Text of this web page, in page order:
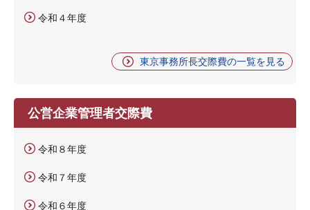
令和４年度
東京事務所長交際費の一覧を見る
公営企業管理者交際費
令和８年度
令和７年度
令和６年度